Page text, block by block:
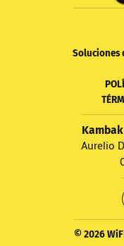
Soluciones
Aurelio
© 2026